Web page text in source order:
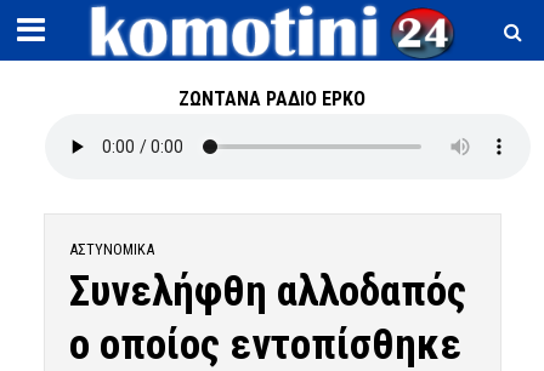
ΖΩΝΤΑΝΑ ΡΑΔΙΟ ΕΡΚΟ
ΑΣΤΥΝΟΜΙΚΆ
Συνελήφθη αλλοδαπός
ο οποίος εντοπίσθηκε